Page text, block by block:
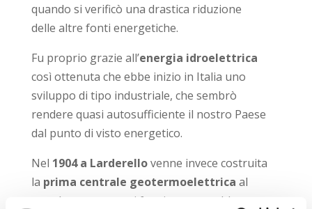
quando si verificò una drastica riduzione
delle altre fonti energetiche.
Fu proprio grazie all’energia idroelettrica
così ottenuta che ebbe inizio in Italia uno
sviluppo di tipo industriale, che sembrò
rendere quasi autosufficiente il nostro Paese
dal punto di visto energetico.
Nel 1904 a Larderellovenne invece costruita
la prima centrale geotermoelettrica al
mondo, ancora oggi funzionante, sebbene, a